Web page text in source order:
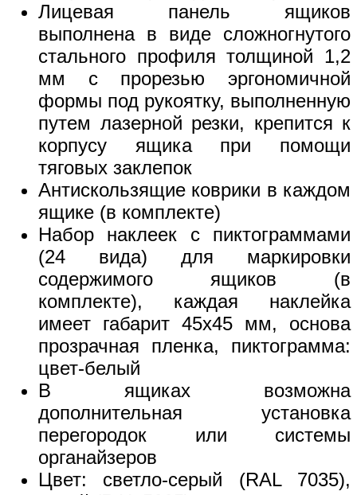
Лицевая панель ящиков
выполнена в виде сложногнутого
стального профиля толщиной 1,2
мм с прорезью эргономичной
формы под рукоятку, выполненную
путем лазерной резки, крепится к
корпусу ящика при помощи
тяговых заклепок
Антискользящие коврики в каждом
ящике (в комплекте)
Набор наклеек с пиктограммами
(24 вида) для маркировки
содержимого ящиков (в
комплекте), каждая наклейка
имеет габарит 45х45 мм, основа
прозрачная пленка, пиктограмма:
цвет-белый
В ящиках возможна
дополнительная установка
перегородок или системы
органайзеров
Цвет: светло-серый (RAL 7035),